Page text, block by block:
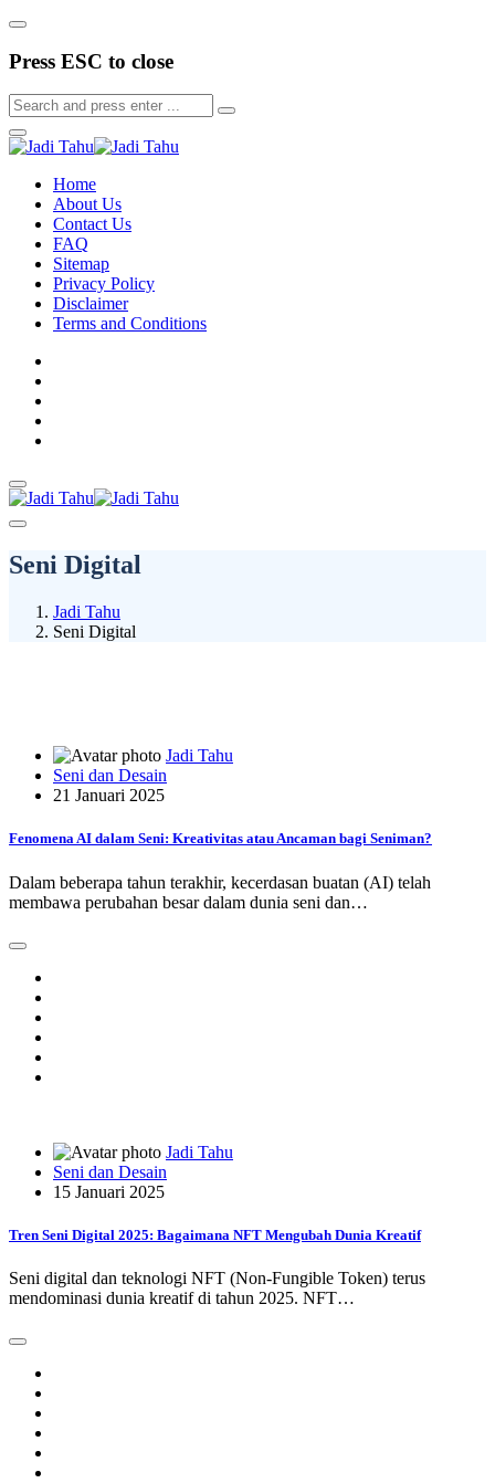
Press ESC to close
Home
About Us
Contact Us
FAQ
Sitemap
Privacy Policy
Disclaimer
Terms and Conditions
Seni Digital
Jadi Tahu
Seni Digital
Jadi Tahu
Seni dan Desain
21 Januari 2025
Fenomena AI dalam Seni: Kreativitas atau Ancaman bagi Seniman?
Dalam beberapa tahun terakhir, kecerdasan buatan (AI) telah
membawa perubahan besar dalam dunia seni dan…
Jadi Tahu
Seni dan Desain
15 Januari 2025
Tren Seni Digital 2025: Bagaimana NFT Mengubah Dunia Kreatif
Seni digital dan teknologi NFT (Non-Fungible Token) terus
mendominasi dunia kreatif di tahun 2025. NFT…